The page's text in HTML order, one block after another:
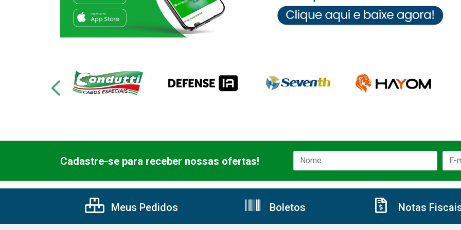
Cadastre-se para receber nossas ofertas!
Meus Pedidos Boletos Notas